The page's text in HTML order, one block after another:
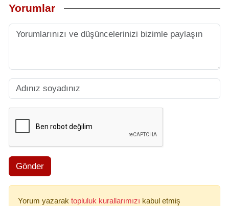
Yorumlar
Gönder
Yorum yazarak topluluk kurallarımızı kabul etmiş